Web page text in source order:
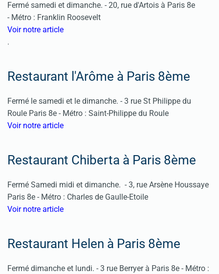
Fermé samedi et dimanche. - 20, rue d'Artois à Paris 8e
- Métro : Franklin Roosevelt
Voir notre article
.
Restaurant l'Arôme à Paris 8ème
Fermé le samedi et le dimanche. - 3 rue St Philippe du
Roule Paris 8e - Métro : Saint-Philippe du Roule
Voir notre article
Restaurant Chiberta à Paris 8ème
Fermé Samedi midi et dimanche. - 3, rue Arsène Houssaye
Paris 8e - Métro : Charles de Gaulle-Etoile
Voir notre article
Restaurant Helen à Paris 8ème
Fermé dimanche et lundi. - 3 rue Berryer à Paris 8e - Métro :